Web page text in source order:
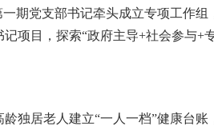
期党支部书记牵头成立专项工作组
项目，探索“政府主导+社会参与+
独居老人建立“一人一档”健康台账